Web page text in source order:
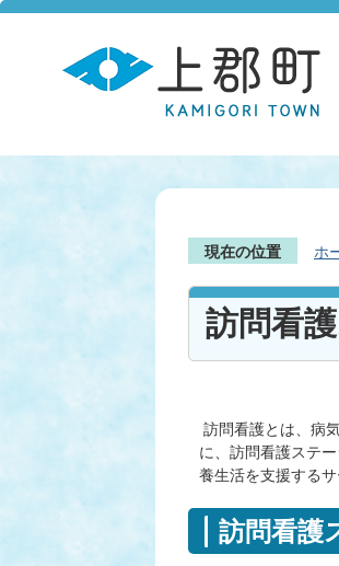
現在の位置 ホ
訪問看
訪問看護とは、病
に、訪問看護ステ
養生活を支援するサ
訪問看護